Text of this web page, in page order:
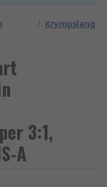
/ Krympslang
3:1,
A